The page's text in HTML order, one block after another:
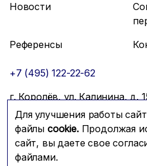
Для улучшения работы
файлы cookie.Продолжая
сайт, вы даете свое
файлами.
Новости
Референсы
+7 (495) 122-22-62
г. Королёв, ул. Калинина, д.
info@mfmc.ru
Связаться с